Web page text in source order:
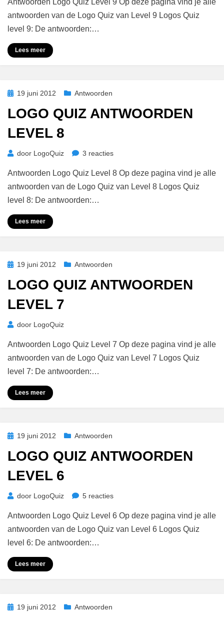
Quiz
Antwoorden
Antwoorden Logo Quiz Level 9 Op deze pagina vind je alle
antwoorden van de Logo Quiz van Level 9 Logos Quiz
level 9: De antwoorden:…
Lees meer
Geplaatst
19 juni 2012 Antwoorden
LOGO QUIZ ANTWOORDEN
LEVEL 8
door LogoQuiz 3 reactiesop
Quiz
Antwoorden
Antwoorden Logo Quiz Level 8 Op deze pagina vind je alle
antwoorden van de Logo Quiz van Level 8 Logos Quiz
level 8: De antwoorden:…
Lees meer
Geplaatst
19 juni 2012 Antwoorden
LOGO QUIZ ANTWOORDEN
LEVEL 7
door LogoQuiz
Antwoorden Logo Quiz Level 7 Op deze pagina vind je alle
antwoorden van de Logo Quiz van Level 7 Logos Quiz
level 7: De antwoorden:…
Lees meer
Geplaatst
19 juni 2012 Antwoorden
LOGO QUIZ ANTWOORDEN
LEVEL 6
door LogoQuiz 5 reactiesop
Quiz
Antwoorden
Antwoorden Logo Quiz Level 6 Op deze pagina vind je alle
antwoorden van de Logo Quiz van Level 6 Logos Quiz
level 6: De antwoorden:…
Lees meer
Geplaatst
19 juni 2012 Antwoorden